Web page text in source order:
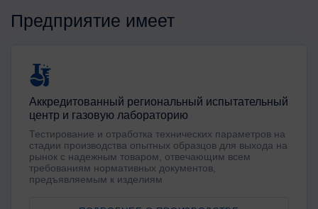
Предприятие имеет
Аккредитованный региональный испытательный
центр и газовую лабораторию
Тестирование и отработка технических параметров на
стадии производства опытных образцов для выхода на
рынок с надежным товаром, отвечающим всем
требованиям нормативных документов,
предъявляемым к изделиям